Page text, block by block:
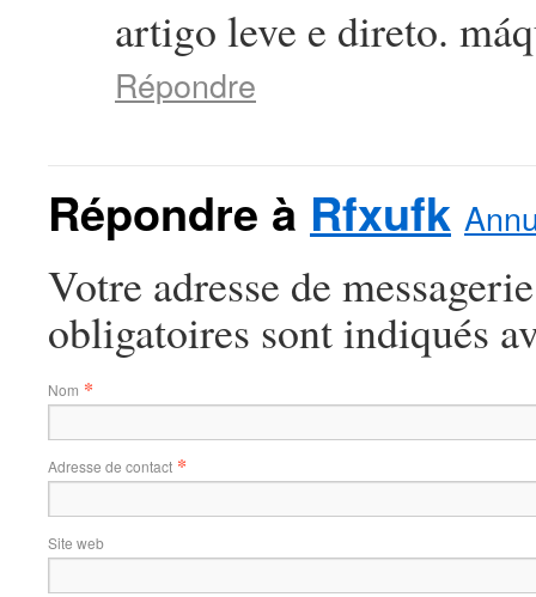
artigo leve e direto.
Répondre
Répondre à Rfxufk
Votre adresse de
obligatoires sont indiqués
Nom *
Adresse de contact *
Site web